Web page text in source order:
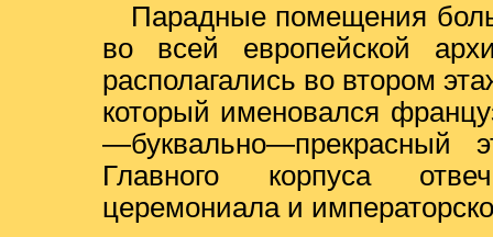
Парадные помещения
во всей европейской
располагались во втором
который именовался
Главного корпуса
церемониала и